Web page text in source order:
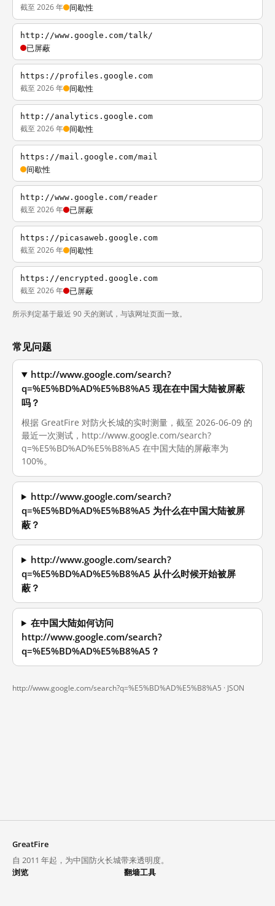
截至 2026 年 间歇性
http://www.google.com/talk/
已屏蔽
https://profiles.google.com
截至 2026 年 间歇性
http://analytics.google.com
截至 2026 年 间歇性
https://mail.google.com/mail
间歇性
http://www.google.com/reader
截至 2026 年 已屏蔽
https://picasaweb.google.com
截至 2026 年 间歇性
https://encrypted.google.com
截至 2026 年 已屏蔽
所示判定基于最近 90 天的测试，与该网址页面一致。
常见问题
http://www.google.com/search?
q=%E5%BD%AD%E5%B8%A5 现在在中国大陆被屏蔽
吗？
根据 GreatFire 对防火长城的实时测量，截至 2026-06-09 的
最近一次测试，http://www.google.com/search?
q=%E5%BD%AD%E5%B8%A5 在中国大陆的屏蔽率为
100%。
http://www.google.com/search?
q=%E5%BD%AD%E5%B8%A5 为什么在中国大陆被屏
蔽？
http://www.google.com/search?
q=%E5%BD%AD%E5%B8%A5 从什么时候开始被屏
蔽？
在中国大陆如何访问
http://www.google.com/search?
q=%E5%BD%AD%E5%B8%A5？
http://www.google.com/search?q=%E5%BD%AD%E5%B8%A5 · JSON
GreatFire
自 2011 年起，为中国防火长城带来透明度。
浏览
翻墙工具